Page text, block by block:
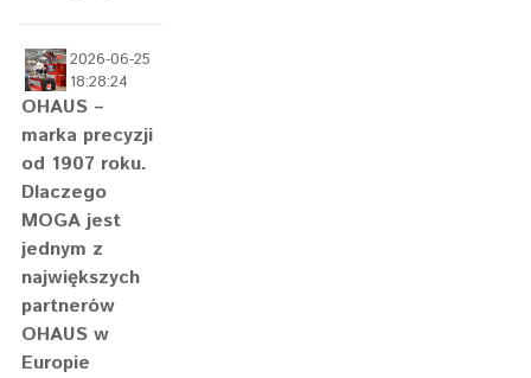
2026-06-25
18:28:24
OHAUS –
marka precyzji
od 1907 roku.
Dlaczego
MOGA jest
jednym z
największych
partnerów
OHAUS w
Europie